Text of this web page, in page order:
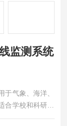
监测系统
气象、海洋、
学校和科研机
，波谷，潮汐，